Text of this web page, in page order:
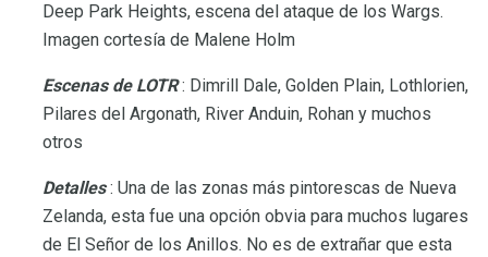
Deep Park Heights, escena del ataque de los Wargs.
Imagen cortesía de Malene Holm
Escenas de LOTR: Dimrill Dale, Golden Plain, Lothlorien,
Pilares del Argonath, River Anduin, Rohan y muchos
otros
Detalles: Una de las zonas más pintorescas de Nueva
Zelanda, esta fue una opción obvia para muchos lugares
de El Señor de los Anillos. No es de extrañar que esta